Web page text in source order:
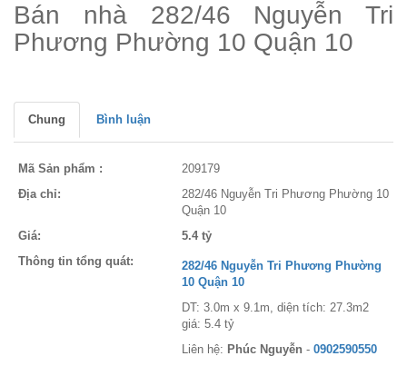
Bán nhà 282/46 Nguyễn Tri
Phương Phường 10 Quận 10
Chung Bình luận
Mã Sản phẩm :
209179
Địa chỉ:
282/46 Nguyễn Tri Phương Phường 10
Quận 10
Giá:
5.4 tỷ
Thông tin tổng quát:
282/46 Nguyễn Tri Phương Phường
10 Quận 10
DT: 3.0m x 9.1m, diện tích: 27.3m2
giá: 5.4 tỷ
Liên hệ: Phúc Nguyễn - 0902590550